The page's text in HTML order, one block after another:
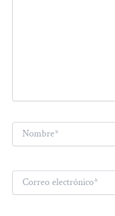
Nombre*
Correo
electrónico*